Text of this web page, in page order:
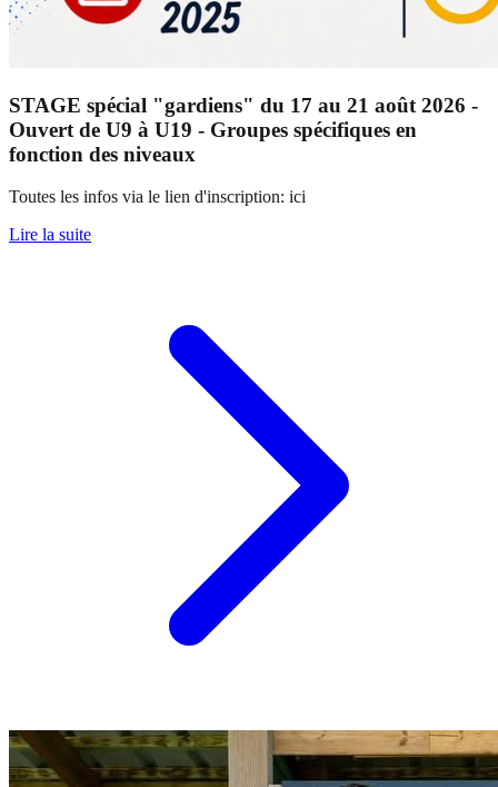
STAGE spécial "gardiens" du 17 au 21 août 2026 -
Ouvert de U9 à U19 - Groupes spécifiques en
fonction des niveaux
Toutes les infos via le lien d'inscription: ici
Lire la suite